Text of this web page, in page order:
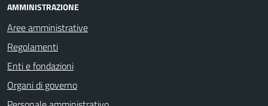
AMMINISTRAZIONE
Aree amministrative
Regolamenti
Enti e fondazioni
Organi di governo